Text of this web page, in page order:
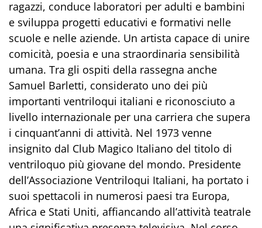
ragazzi, conduce laboratori per adulti e bambini
e sviluppa progetti educativi e formativi nelle
scuole e nelle aziende. Un artista capace di unire
comicità, poesia e una straordinaria sensibilità
umana. Tra gli ospiti della rassegna anche
Samuel Barletti, considerato uno dei più
importanti ventriloqui italiani e riconosciuto a
livello internazionale per una carriera che supera
i cinquant’anni di attività. Nel 1973 venne
insignito dal Club Magico Italiano del titolo di
ventriloquo più giovane del mondo. Presidente
dell’Associazione Ventriloqui Italiani, ha portato i
suoi spettacoli in numerosi paesi tra Europa,
Africa e Stati Uniti, affiancando all’attività teatrale